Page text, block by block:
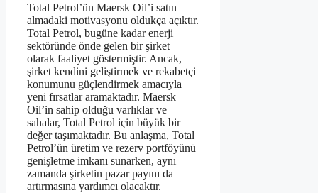
Total Petrol’ün Maersk Oil’i satın
almadaki motivasyonu oldukça açıktır.
Total Petrol, bugüne kadar enerji
sektöründe önde gelen bir şirket
olarak faaliyet göstermiştir. Ancak,
şirket kendini geliştirmek ve rekabetçi
konumunu güçlendirmek amacıyla
yeni fırsatlar aramaktadır. Maersk
Oil’in sahip olduğu varlıklar ve
sahalar, Total Petrol için büyük bir
değer taşımaktadır. Bu anlaşma, Total
Petrol’ün üretim ve rezerv portföyünü
genişletme imkanı sunarken, aynı
zamanda şirketin pazar payını da
artırmasına yardımcı olacaktır.